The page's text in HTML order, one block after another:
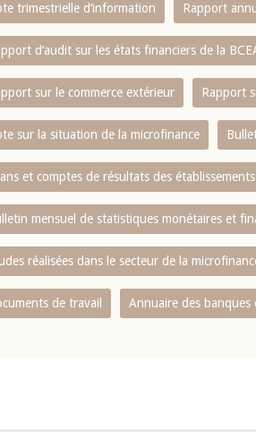
trimestrielle d‘information Rapport
d‘audit sur les états financiers de la
sur le commerce extérieur Rapport
sur la situation de la microfinance
et comptes de résultats des
mensuel de statistiques monétaires et
réalisées dans le secteur de la
de travail Annuaire des banques